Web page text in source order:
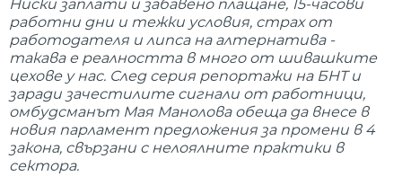
Ниски заплати и забавено плащане, 15-часови
работни дни и тежки условия, страх от
работодателя и липса на алтернатива -
такава е реалността в много от шивашките
цехове у нас. След серия репортажи на БНТ и
заради зачестилите сигнали от работници,
омбудсманът Мая Манолова обеща да внесе в
новия парламент предложения за промени в 4
закона, свързани с нелоялните практики в
сектора.